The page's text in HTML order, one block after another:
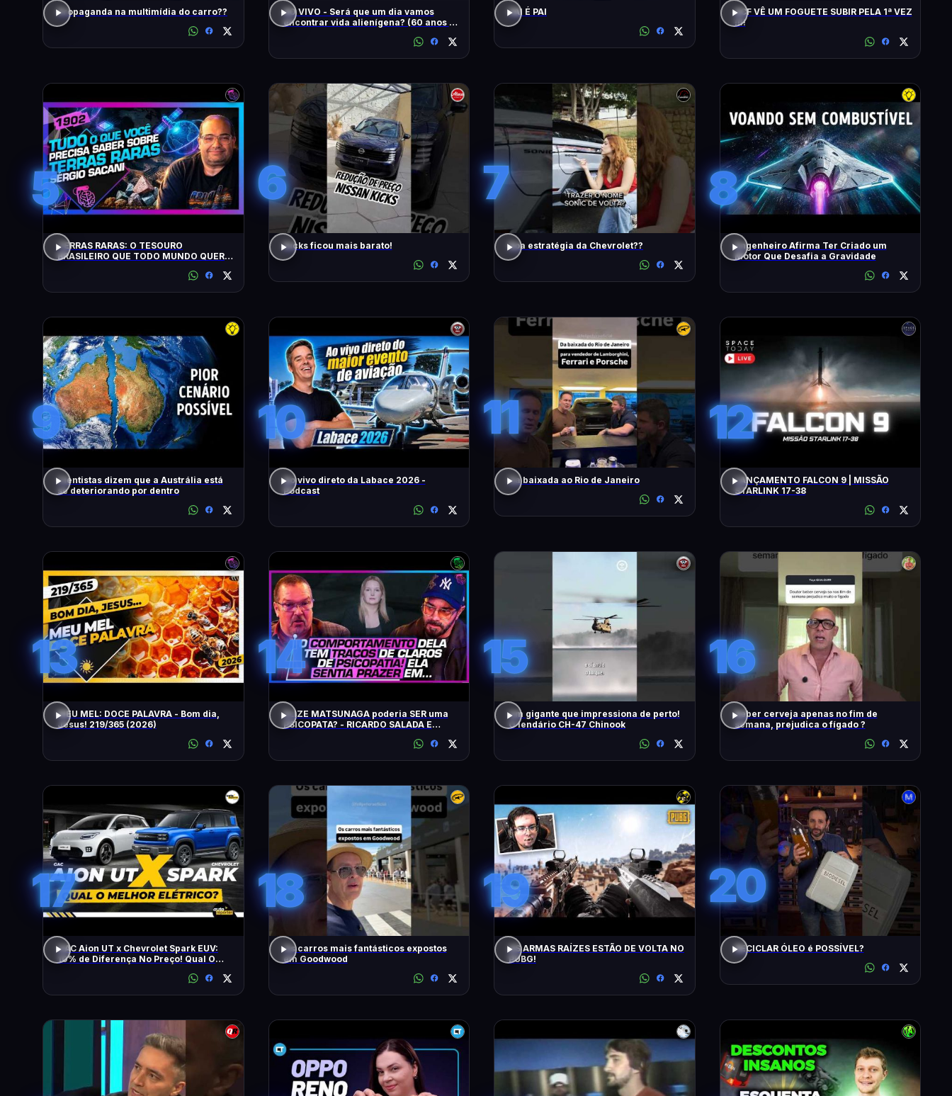
Propaganda na multimídia do carro??
AO VIVO - Será que um dia vamos
encontrar vida alienígena? (60 anos de
PAI É PAI
ACF VÊ UM FOGUETE SUBIR PELA 1ª VEZ
!!!!
5
TERRAS RARAS: O TESOURO
BRASILEIRO QUE TODO MUNDO QUER:
6
Kicks ficou mais barato!
7
Boa estratégia da Chevrolet??
8
Engenheiro Afirma Ter Criado um
Motor Que Desafia a Gravidade
9
Cientistas dizem que a Austrália está
se deteriorando por dentro
10
Ao vivo direto da Labace 2026 -
Podcast
11
Da baixada ao Rio de Janeiro
12
LANÇAMENTO FALCON 9 | MISSÃO
STARLINK 17-38
13
MEU MEL: DOCE PALAVRA - Bom dia,
Jesus! 219/365 (2026)
14
ELIZE MATSUNAGA poderia SER uma
PSICOPATA? - RICARDO SALADA E
15
Um gigante que impressiona de perto!
O lendário CH-47 Chinook
16
Beber cerveja apenas no fim de
semana, prejudica o fígado ?
17
GAC Aion UT x Chevrolet Spark EUV:
10% de Diferença No Preço! Qual O
18
Os carros mais fantásticos expostos
em Goodwood
19
AS ARMAS RAÍZES ESTÃO DE VOLTA NO
PUBG!
20
RECICLAR ÓLEO é POSSÍVEL?